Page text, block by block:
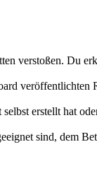
verstoßen. Du
erstellt hat
sind, dem